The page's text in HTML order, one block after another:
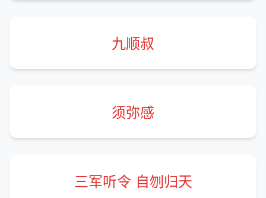
九顺叔
须弥感
三军听令 自刎归天